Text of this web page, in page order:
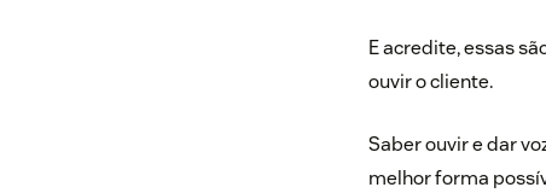
E acredite, essas
ouvir o cliente.
Saber ouvir e dar
melhor forma